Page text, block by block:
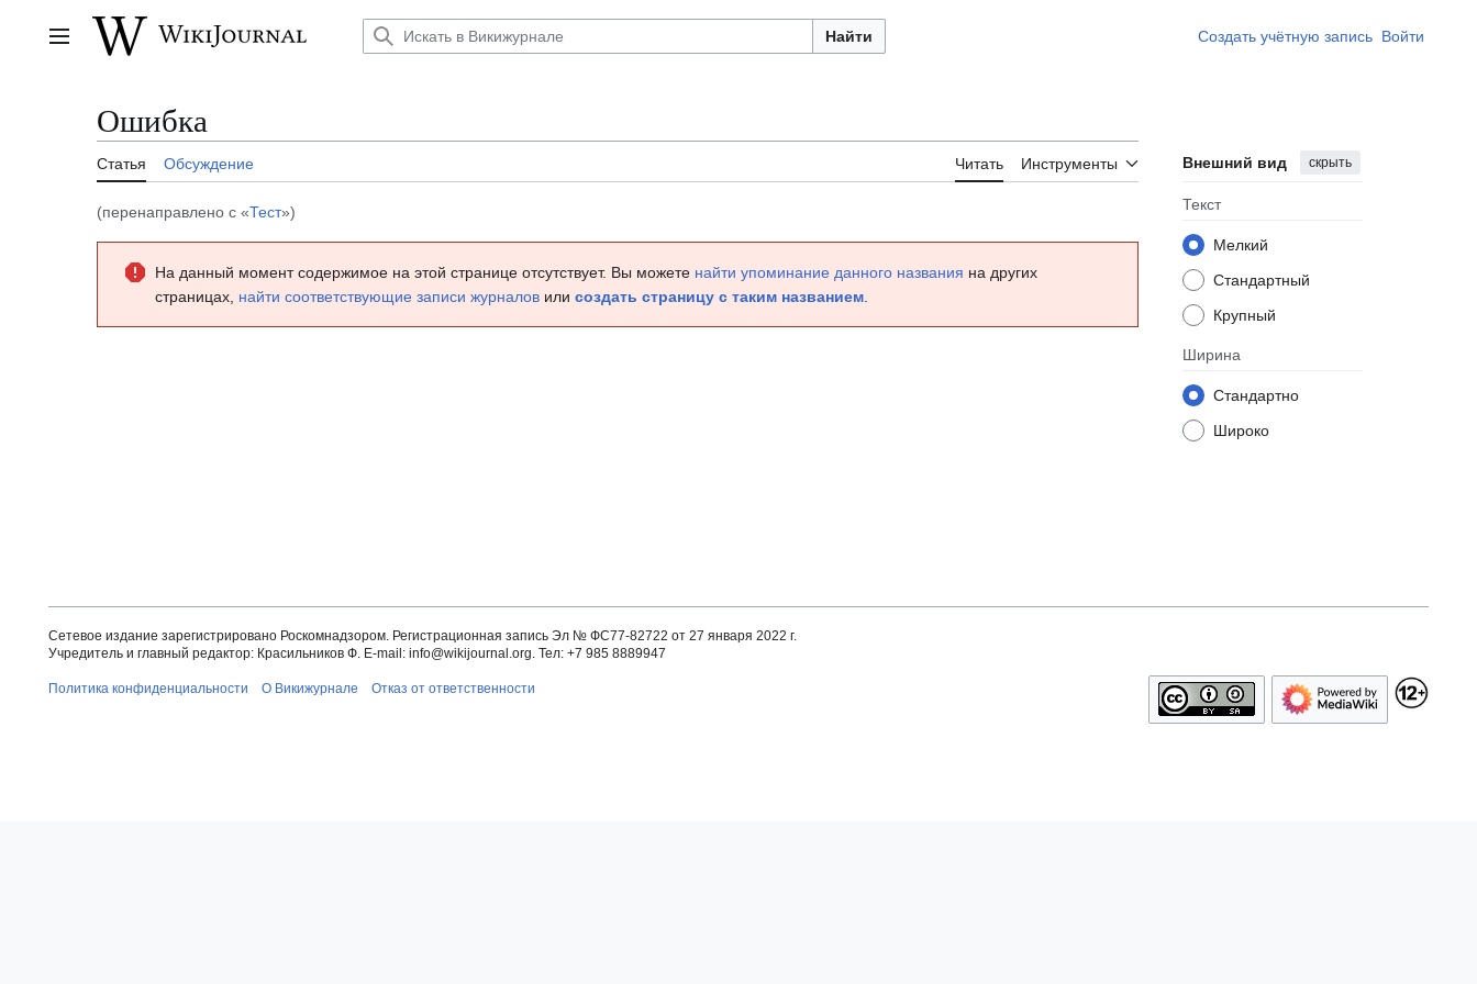
содержаниюГлавное меню Найти Создать учётную запись Войти
Ошибка
Статья Обсуждение Читать Инструменты Внешний вид скрыть
Текст
Мелкий
Стандартный
Крупный
Ширина
Стандартно
Широко
(перенаправлено с «Тест»)
На данный момент содержимое на этой странице отсутствует. Вы можете найти упоминание данного названия на других
страницах, найти соответствующие записи журналов или создать страницу с таким названием
Сетевое издание зарегистрировано Роскомнадзором. Регистрационная запись Эл № ФС77-82722 от 27 января 2022 г.
Учредитель и главный редактор: Красильников Ф. E-mail: info@wikijournal.org. Тел: +7 985 8889947
Политика конфиденциальности О Викижурнале Отказ от ответственности